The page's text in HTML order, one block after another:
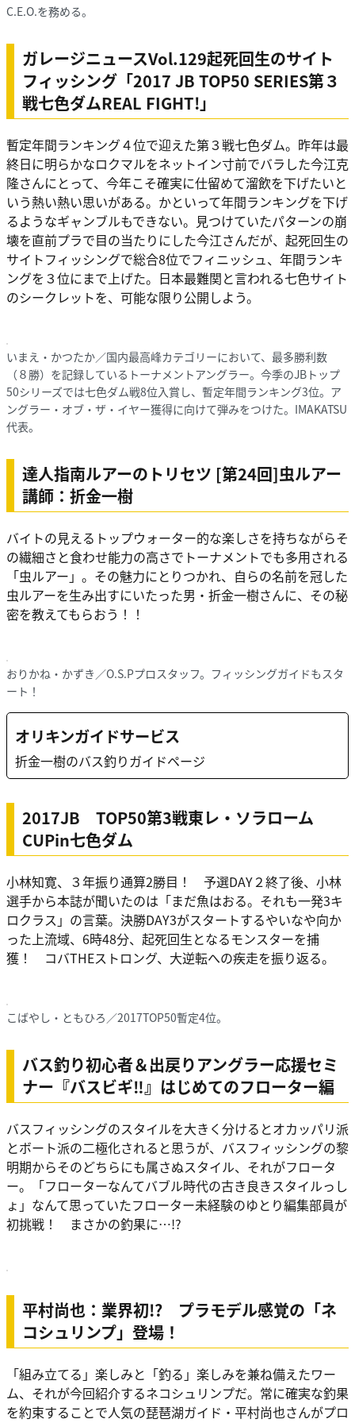
C.E.O.を務める。
ガレージニュースVol.129起死回生のサイト
フィッシング「2017 JB TOP50 SERIES第３
戦七色ダムREAL FIGHT!」
暫定年間ランキング４位で迎えた第３戦七色ダム。昨年は最
終日に明らかなロクマルをネットイン寸前でバラした今江克
隆さんにとって、今年こそ確実に仕留めて溜飲を下げたいと
いう熱い熱い思いがある。かといって年間ランキングを下げ
るようなギャンブルもできない。見つけていたパターンの崩
壊を直前プラで目の当たりにした今江さんだが、起死回生の
サイトフィッシングで総合8位でフィニッシュ、年間ランキ
ングを３位にまで上げた。日本最難関と言われる七色サイト
のシークレットを、可能な限り公開しよう。
いまえ・かつたか／国内最高峰カテゴリーにおいて、最多勝利数
（８勝）を記録しているトーナメントアングラー。今季のJBトップ
50シリーズでは七色ダム戦8位入賞し、暫定年間ランキング3位。ア
ングラー・オブ・ザ・イヤー獲得に向けて弾みをつけた。IMAKATSU
代表。
達人指南ルアーのトリセツ [第24回]虫ルアー
講師：折金一樹
バイトの見えるトップウォーター的な楽しさを持ちながらそ
の繊細さと食わせ能力の高さでトーナメントでも多用される
「虫ルアー」。その魅力にとりつかれ、自らの名前を冠した
虫ルアーを生み出すにいたった男・折金一樹さんに、その秘
密を教えてもらおう！！
おりかね・かずき／O.S.Pプロスタッフ。フィッシングガイドもスタ
ート！
オリキンガイドサービス
折金一樹のバス釣りガイドページ
2017JB TOP50第3戦東レ・ソラローム
CUPin七色ダム
小林知寛、３年振り通算2勝目！ 予選DAY２終了後、小林
選手から本誌が聞いたのは「まだ魚はおる。それも一発3キ
ロクラス」の言葉。決勝DAY3がスタートするやいなや向か
った上流域、6時48分、起死回生となるモンスターを捕
獲！ コバTHEストロング、大逆転への疾走を振り返る。
こばやし・ともひろ／2017TOP50暫定4位。
バス釣り初心者＆出戻りアングラー応援セミ
ナー『バスビギ‼』はじめてのフローター編
バスフィッシングのスタイルを大きく分けるとオカッパリ派
とボート派の二極化されると思うが、バスフィッシングの黎
明期からそのどちらにも属さぬスタイル、それがフロータ
ー。「フローターなんてバブル時代の古き良きスタイルっし
ょ」なんて思っていたフローター未経験のゆとり編集部員が
初挑戦！ まさかの釣果に…!?
平村尚也：業界初!? プラモデル感覚の「ネ
コシュリンプ」登場！
「組み立てる」楽しみと「釣る」楽しみを兼ね備えたワー
ム、それが今回紹介するネコシュリンプだ。常に確実な釣果
を約束することで人気の琵琶湖ガイド・平村尚也さんがプロ